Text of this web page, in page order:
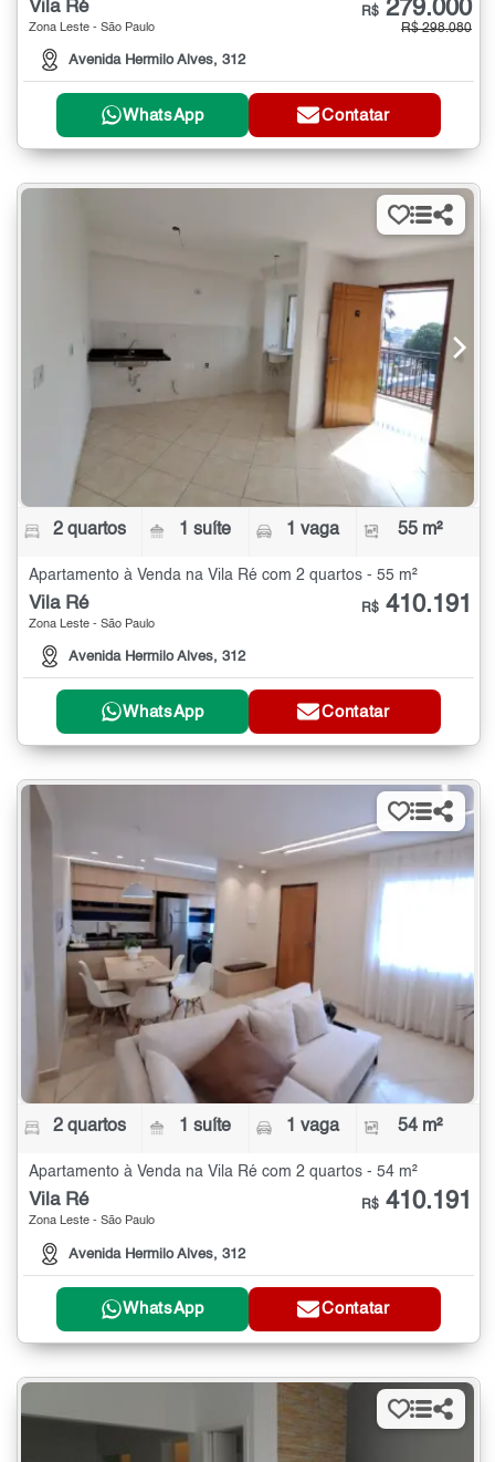
Vila Ré
Zona Leste - São Paulo
Avenida Hermilo Alves, 312
R$ 279.000
R$ 298.080
WhatsApp Contatar
2 quartos 1 suíte 1 vaga 55 m²
Apartamento à Venda na Vila Ré com 2 quartos - 55 m²
Vila Ré
Zona Leste - São Paulo
Avenida Hermilo Alves, 312
R$ 410.191
WhatsApp Contatar
2 quartos 1 suíte 1 vaga 54 m²
Apartamento à Venda na Vila Ré com 2 quartos - 54 m²
Vila Ré
Zona Leste - São Paulo
Avenida Hermilo Alves, 312
R$ 410.191
WhatsApp Contatar